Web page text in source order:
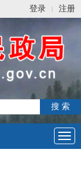
登录 | 注册